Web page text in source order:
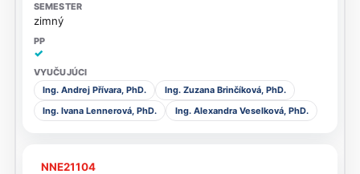
zimný
✓
Ing. Andrej Přívara, PhD.
Ing. Zuzana Brinčíková, PhD.
Ing. Ivana Lennerová, PhD.
Ing. Alexandra Veselková, PhD.
NNE21104